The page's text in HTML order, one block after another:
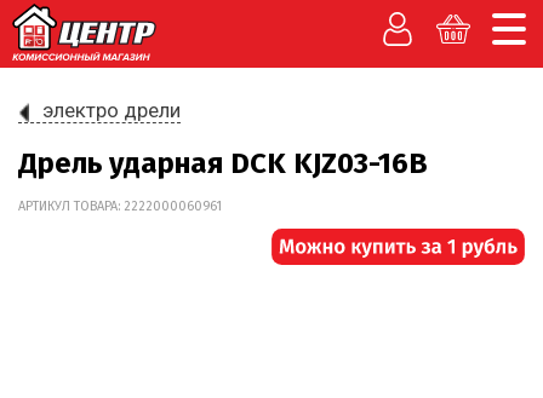
электро дрели
Дрель ударная DCK KJZ03-16B
АРТИКУЛ ТОВАРА: 2222000060961